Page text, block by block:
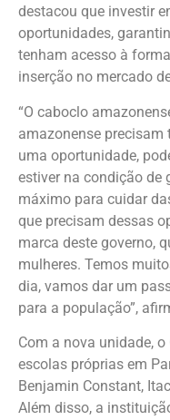
destacou que investir
oportunidades,
tenham acesso à
inserção no mercado
“O caboclo
amazonense precisam
uma oportunidade,
estiver na condição de
máximo para cuidar
que precisam dessas
marca deste governo,
mulheres. Temos
dia, vamos dar um
para a população”,
Com a nova unidade,
escolas próprias em
Benjamin Constant,
Além disso, a